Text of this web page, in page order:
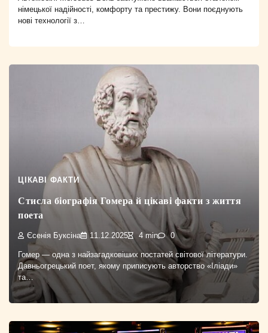
німецької надійності, комфорту та престижу. Вони поєднують
нові технології з…
ЦІКАВІ ФАКТИ
Стисла біографія Гомера й цікаві факти з життя
поета
Єсенія Буксіна 11.12.2025 4 min 0
Гомер — одна з найзагадковіших постатей світової літератури.
Давньогрецький поет, якому приписують авторство «Іліади»
та…